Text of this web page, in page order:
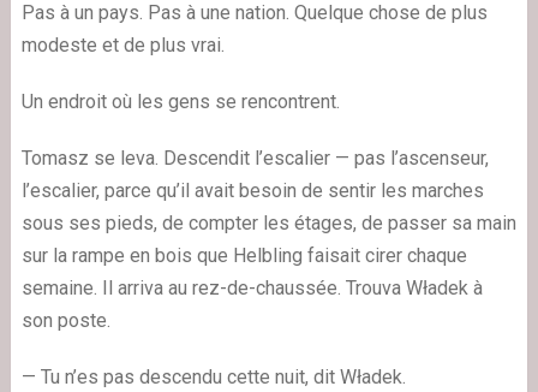
Pas à un pays. Pas à une nation. Quelque chose de plus
modeste et de plus vrai.
Un endroit où les gens se rencontrent.
Tomasz se leva. Descendit l’escalier — pas l’ascenseur,
l’escalier, parce qu’il avait besoin de sentir les marches
sous ses pieds, de compter les étages, de passer sa main
sur la rampe en bois que Helbling faisait cirer chaque
semaine. Il arriva au rez-de-chaussée. Trouva Władek à
son poste.
— Tu n’es pas descendu cette nuit, dit Władek.